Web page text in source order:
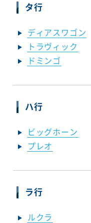
タ行
ディアスワゴン
トラヴィック
ドミンゴ
ハ行
ビッグホーン
プレオ
ラ行
ルクラ